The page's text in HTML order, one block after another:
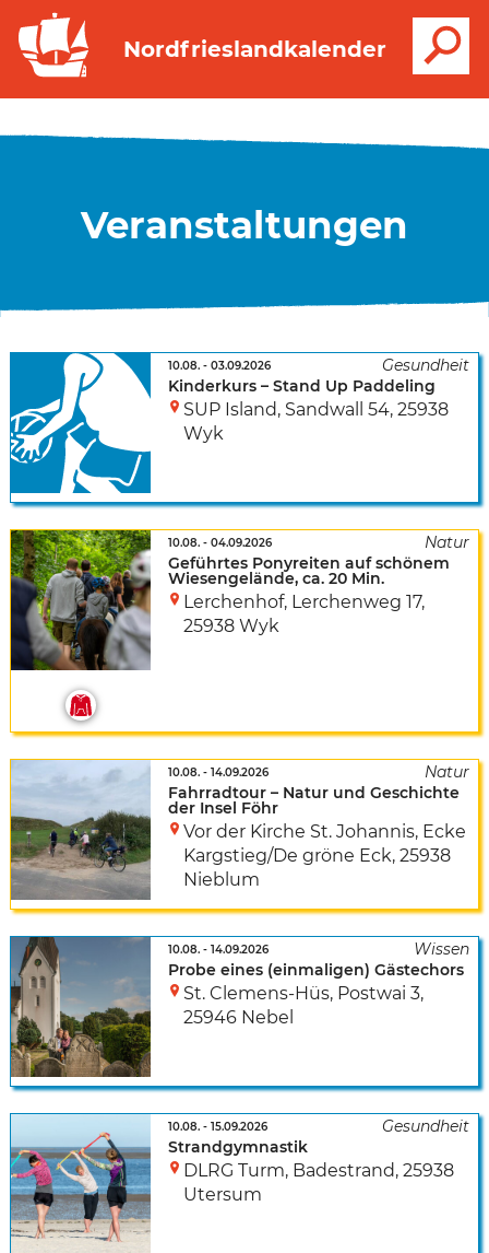
Nordfrieslandkalender
Veranstaltungen
10.08. - 03.09.2026
Kinderkurs – Stand Up Paddeling
SUP Island, Sandwall 54, 25938
Wyk
10.08. - 04.09.2026
Geführtes Ponyreiten auf schönem
Wiesengelände, ca. 20 Min.
Lerchenhof, Lerchenweg 17,
25938 Wyk
10.08. - 14.09.2026
Fahrradtour – Natur und Geschichte
der Insel Föhr
Vor der Kirche St. Johannis, Ecke
Kargstieg/De gröne Eck, 25938
Nieblum
10.08. - 14.09.2026
Probe eines (einmaligen) Gästechors
St. Clemens-Hüs, Postwai 3,
25946 Nebel
10.08. - 15.09.2026
Strandgymnastik
DLRG Turm, Badestrand, 25938
Utersum